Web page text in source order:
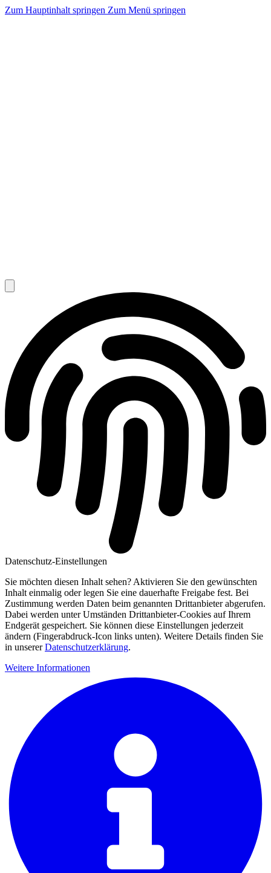
Zum Hauptinhalt springen Zum Menü springen
Datenschutz-Einstellungen
Sie möchten diesen Inhalt sehen? Aktivieren Sie den gewünschten
Inhalt einmalig oder legen Sie eine dauerhafte Freigabe fest. Bei
Zustimmung werden Daten beim genannten Drittanbieter abgerufen.
Dabei werden unter Umständen Drittanbieter-Cookies auf Ihrem
Endgerät gespeichert. Sie können diese Einstellungen jederzeit
ändern (Fingerabdruck-Icon links unten). Weitere Details finden Sie
in unsererDatenschutzerklärung.
Weitere Informationen